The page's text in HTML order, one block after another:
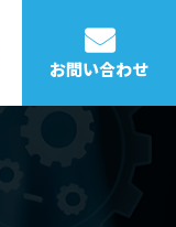
お問い合わせ